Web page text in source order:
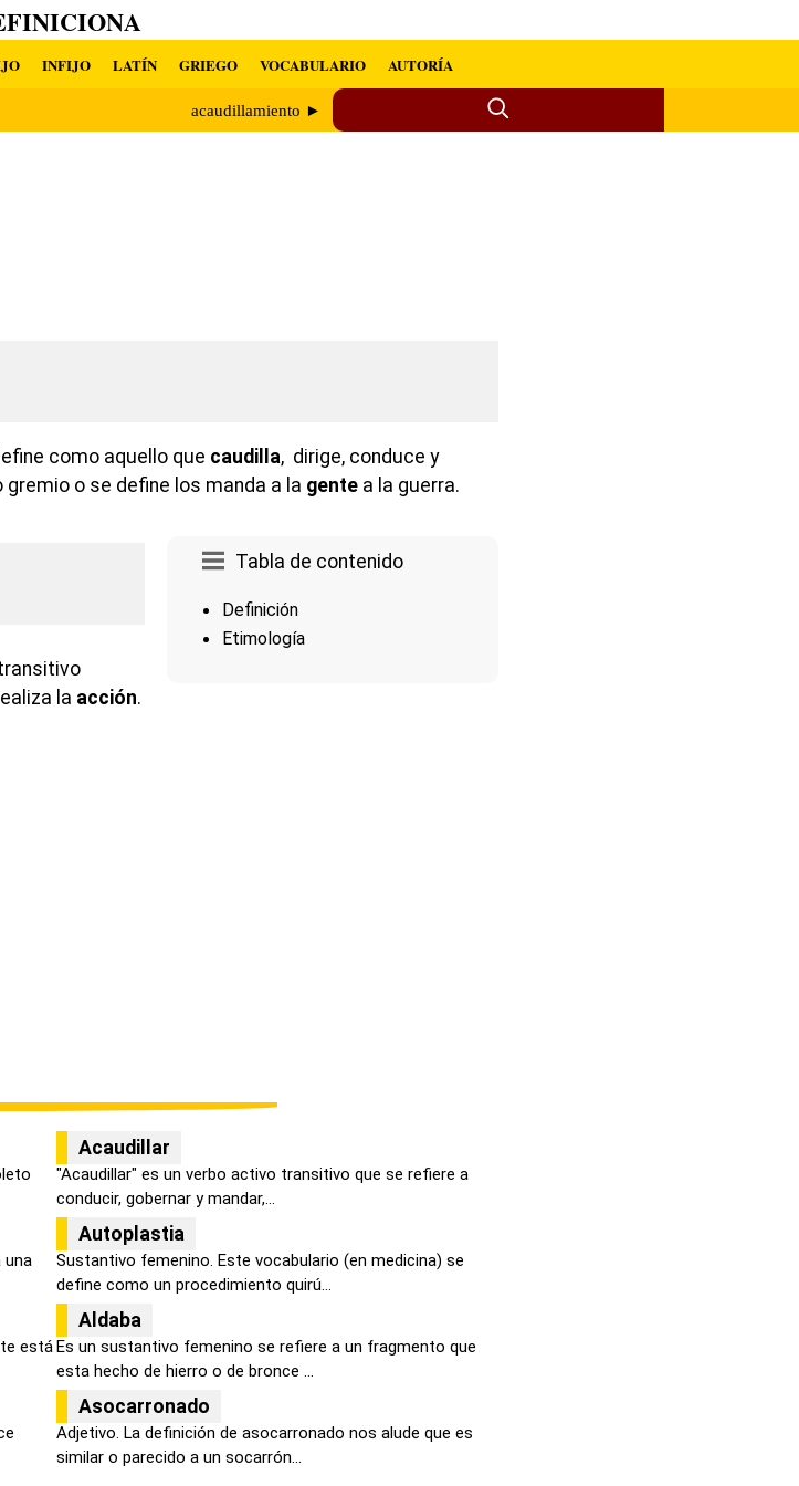
INFIJO LATÍN GRIEGO VOCABULARIO AUTORÍA
acaudillamiento ►
como aquello que caudilla, dirige, conduce y
gremio o se define los manda a la gente a la guerra.
Tabla de contenido
Definición
Etimología
la acción.
Acaudillar
"Acaudillar" es un verbo activo transitivo que se refiere a
conducir, gobernar y mandar,...
una
Autoplastia
Sustantivo femenino. Este vocabulario (en medicina) se
define como un procedimiento quirú...
está
Aldaba
Es un sustantivo femenino se refiere a un fragmento que
esta hecho de hierro o de bronce ...
Asocarronado
Adjetivo. La definición de asocarronado nos alude que es
similar o parecido a un socarrón...